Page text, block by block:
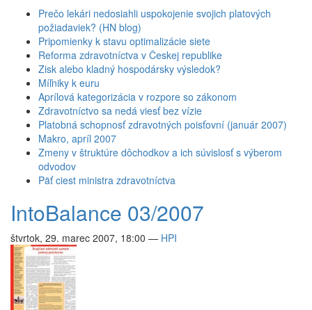
Prečo lekári nedosiahli uspokojenie svojich platových
požiadaviek? (HN blog)
Pripomienky k stavu optimalizácie siete
Reforma zdravotníctva v Českej republike
Zisk alebo kladný hospodársky výsledok?
Míľniky k euru
Aprílová kategorizácia v rozpore so zákonom
Zdravotníctvo sa nedá viesť bez vízie
Platobná schopnosť zdravotných poisťovní (január 2007)
Makro, apríl 2007
Zmeny v štruktúre dôchodkov a ich súvislosť s výberom
odvodov
Päť ciest ministra zdravotníctva
IntoBalance 03/2007
štvrtok, 29. marec 2007, 18:00 — HPI